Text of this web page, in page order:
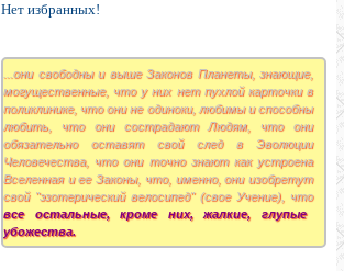
Нет избранных!
...они свободны и выше Законов Планеты, знающие,
могущественные, что у них нет пухлой карточки в
поликлинике, что они не одиноки, любимы и способны
любить, что они сострадают Людям, что они
обязательно оставят свой след в Эволюции
Человечества, что они точно знают как устроена
Вселенная и ее Законы, что, именно, они изобретут
свой "эзотерический велосипед" (свое Учение), что
все остальные, кроме них, жалкие, глупые
убожества.